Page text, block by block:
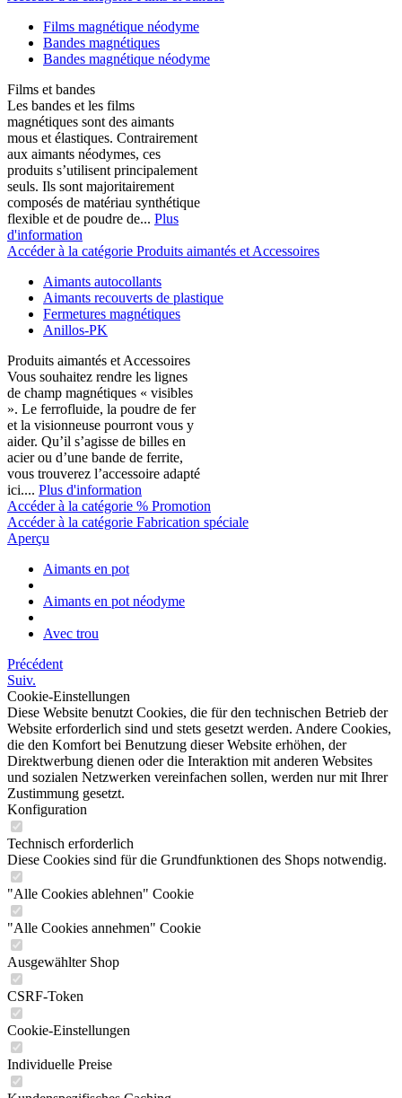
Films magnétique néodyme
Bandes magnétiques
Bandes magnétique néodyme
Films et bandes
Les bandes et les films
magnétiques sont des aimants
mous et élastiques. Contrairement
aux aimants néodymes, ces
produits s’utilisent principalement
seuls. Ils sont majoritairement
composés de matériau synthétique
flexible et de poudre de... Plus
d'information
Accéder à la catégorie Produits aimantés et Accessoires
Aimants autocollants
Aimants recouverts de plastique
Fermetures magnétiques
Anillos-PK
Produits aimantés et Accessoires
Vous souhaitez rendre les lignes
de champ magnétiques « visibles
». Le ferrofluide, la poudre de fer
et la visionneuse pourront vous y
aider. Qu’il s’agisse de billes en
acier ou d’une bande de ferrite,
vous trouverez l’accessoire adapté
ici.... Plus d'information
Accéder à la catégorie % Promotion
Accéder à la catégorie Fabrication spéciale
Aperçu
Aimants en pot
Aimants en pot néodyme
Avec trou
Précédent
Suiv.
Cookie-Einstellungen
Diese Website benutzt Cookies, die für den technischen Betrieb der
Website erforderlich sind und stets gesetzt werden. Andere Cookies,
die den Komfort bei Benutzung dieser Website erhöhen, der
Direktwerbung dienen oder die Interaktion mit anderen Websites
und sozialen Netzwerken vereinfachen sollen, werden nur mit Ihrer
Zustimmung gesetzt.
Konfiguration
Technisch erforderlich
Diese Cookies sind für die Grundfunktionen des Shops notwendig.
"Alle Cookies ablehnen" Cookie
"Alle Cookies annehmen" Cookie
Ausgewählter Shop
CSRF-Token
Cookie-Einstellungen
Individuelle Preise